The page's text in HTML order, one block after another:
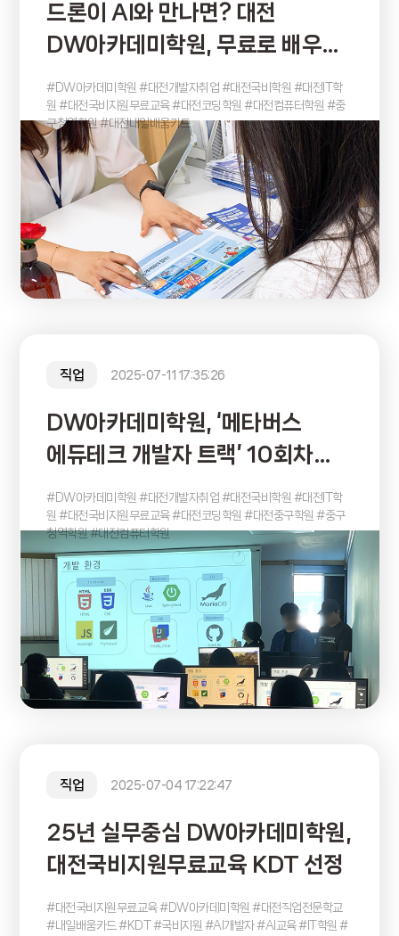
드론이 AI와 만나면? 대전
DW아카데미학원, 무료로 배우는
차세대 드론 영상 기술
#DW아카데미학원 #대전개발자취업 #대전국비학원 #대전IT학
원 #대전국비지원무료교육 #대전코딩학원 #대전컴퓨터학원 #중
구청역학원 #대전내일배움카드
직업 2025-07-11 17:35:26
DW아카데미학원, ‘메타버스
에듀테크 개발자 트랙’ 10회차
개강… 실무 중심 교육으로 취업
연계까지 지원
#DW아카데미학원 #대전개발자취업 #대전국비학원 #대전IT학
원 #대전국비지원무료교육 #대전코딩학원 #대전중구학원 #중구
청역학원 #대전컴퓨터학원
직업 2025-07-04 17:22:47
25년 실무중심 DW아카데미학원,
대전국비지원무료교육 KDT 선정
#대전국비지원무료교육 #DW아카데미학원 #대전직업전문학교
#내일배움카드 #KDT #국비지원 #AI개발자 #AI교육 #IT학원 #